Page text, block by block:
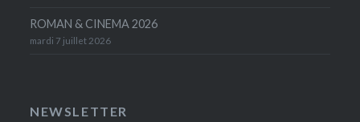
ROMAN & CINEMA 2026
mardi 7 juillet 2026
NEWSLETTER